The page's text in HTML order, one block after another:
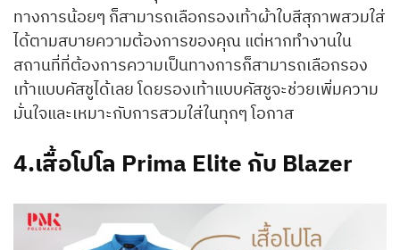
ทางการน้อยๆ ก็สามารถเลือกรองเท้าผ้าใบสีสุภาพสวมใส่
ได้ตามสบายความต้องการของคุณ แต่หากทำงานใน
สถานที่ที่ต้องการความเป็นทางการก็สามารถเลือกรอง
เท้าแบบคัสชูได้เลย โดยรองเท้าแบบคัสชูจะช่วยเพิ่มความ
มั่นใจและเหมาะกับการสวมใส่ในทุกๆ โอกาส
4.เสื้อโปโล Prima Elite กับ Blazer